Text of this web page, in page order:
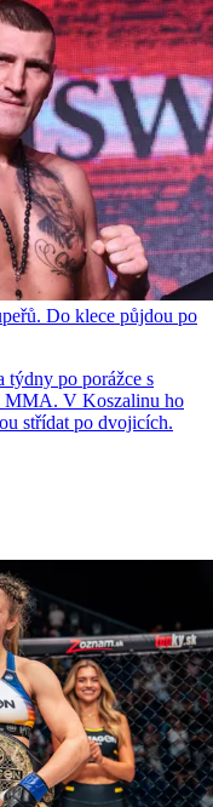
Do klece půjdou po
týdny po porážce s
MMA. V Koszalinu ho
střídat po dvojicích.